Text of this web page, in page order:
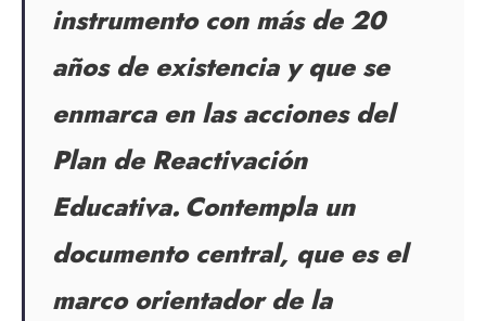
instrumento con más de 20
años de existencia y que se
enmarca en las acciones del
Plan de Reactivación
Educativa. Contempla un
documento central, que es el
marco orientador de la